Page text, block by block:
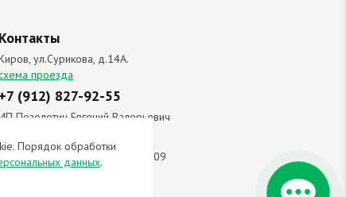
Контакты
ул.Сурикова, д.14А.
проезда
+7 (912) 827-92-55
Позолотин Евгений Валерьевич
ИНН 434537218055 / ОГРН ИП
309434505600123 от 25.02.2009
Порядок обработки
данных.